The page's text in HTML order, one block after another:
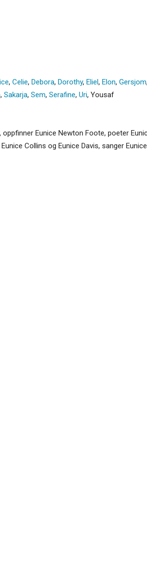
, Celie, Debora, Dorothy, Eliel, Elon, Gersjom,
, Sakarja, Sem, Serafine, Uri, Yousaf
Eunice Newton Foote, poeter
Collins og Eunice Davis, sanger